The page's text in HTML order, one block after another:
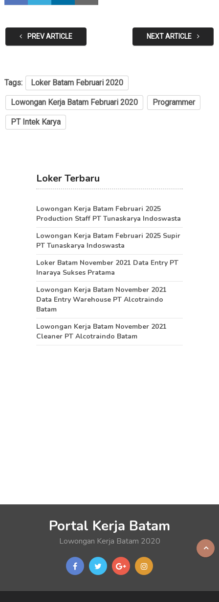
PREV ARTICLE NEXT ARTICLE
Tags: Loker Batam Februari 2020
Lowongan Kerja Batam Februari 2020 Programmer
PT Intek Karya
Loker Terbaru
Lowongan Kerja Batam Februari 2025
Production Staff PT Tunaskarya Indoswasta
Lowongan Kerja Batam Februari 2025 Supir
PT Tunaskarya Indoswasta
Loker Batam November 2021 Data Entry PT
Inaraya Sukses Pratama
Lowongan Kerja Batam November 2021
Data Entry Warehouse PT Alcotraindo
Batam
Lowongan Kerja Batam November 2021
Cleaner PT Alcotraindo Batam
Portal Kerja Batam
Lowongan Kerja Batam 2020